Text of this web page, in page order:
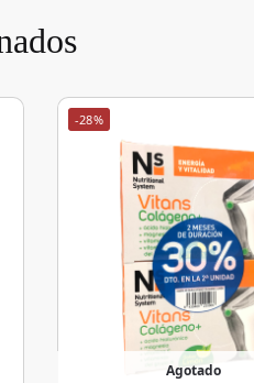
-28%
Agotado